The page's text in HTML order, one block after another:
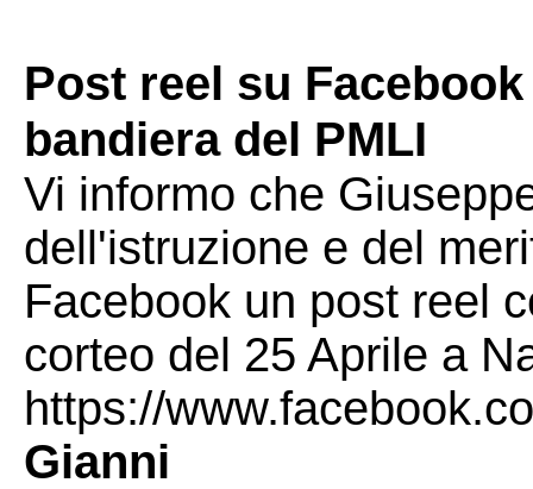
Post reel su
bandiera del PMLI
Vi informo che
dell'istruzione e del
Facebook un post reel
corteo del 25 Aprile a
https://
Gianni